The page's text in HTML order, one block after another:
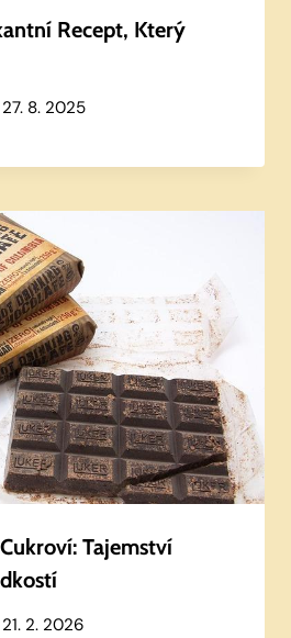
Recept, Který
27. 8. 2025
Tajemství
21. 2. 2026